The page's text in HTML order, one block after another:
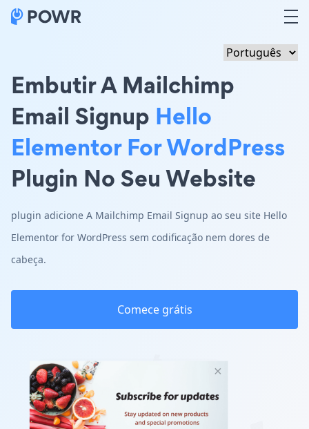
Embutir A Mailchimp
Email Signup Hello
Elementor For WordPress
Plugin No Seu Website
plugin adicione A Mailchimp Email Signup ao seu site Hello
Elementor for WordPress sem codificação nem dores de
cabeça.
Comece grátis